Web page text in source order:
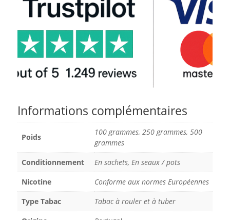
Informations complémentaires
Poids
100 grammes, 250 grammes, 500
grammes
Conditionnement
En sachets, En seaux / pots
Nicotine
Conforme aux normes Européennes
Type Tabac
Tabac à rouler et à tuber